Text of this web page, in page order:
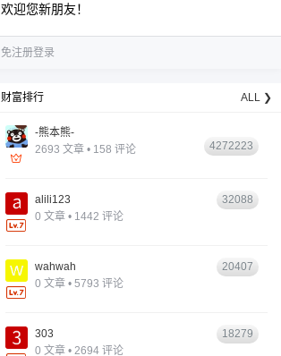
欢迎您新朋友！
免注册登录
财富排行 ALL ❯
-熊本熊-
2693 文章 • 158 评论
4272223
alili123
0 文章 • 1442 评论
32088
wahwah
0 文章 • 5793 评论
20407
303
0 文章 • 2694 评论
18279